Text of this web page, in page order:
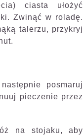
ciasta ułożyć
Zwinąć w roladę.
talerzu, przykryj
posmaruj
pieczenie przez
na stojaku, aby